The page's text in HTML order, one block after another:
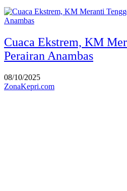
Anambas
Cuaca Ekstrem, KM
Perairan Anambas
08/10/2025
ZonaKepri.com